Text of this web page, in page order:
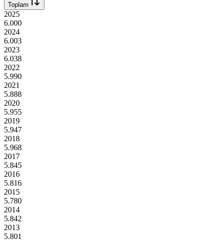
Toplam
2025
6.000
2024
6.003
2023
6.038
2022
5.990
2021
5.888
2020
5.955
2019
5.947
2018
5.968
2017
5.845
2016
5.816
2015
5.780
2014
5.842
2013
5.801